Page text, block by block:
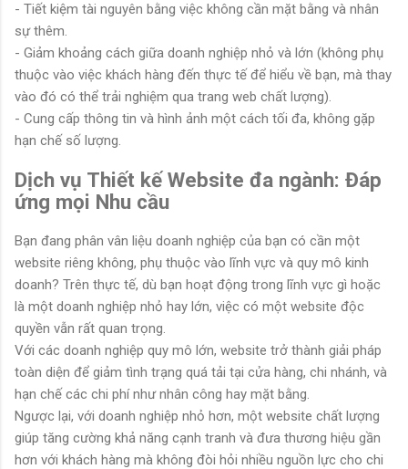
- Tiết kiệm tài nguyên bằng việc không cần mặt bằng và nhân
sự thêm.
- Giảm khoảng cách giữa doanh nghiệp nhỏ và lớn (không phụ
thuộc vào việc khách hàng đến thực tế để hiểu về bạn, mà thay
vào đó có thể trải nghiệm qua trang web chất lượng).
- Cung cấp thông tin và hình ảnh một cách tối đa, không gặp
hạn chế số lượng.
Dịch vụ Thiết kế Website đa ngành: Đáp
ứng mọi Nhu cầu
Bạn đang phân vân liệu doanh nghiệp của bạn có cần một
website riêng không, phụ thuộc vào lĩnh vực và quy mô kinh
doanh? Trên thực tế, dù bạn hoạt động trong lĩnh vực gì hoặc
là một doanh nghiệp nhỏ hay lớn, việc có một website độc
quyền vẫn rất quan trọng.
Với các doanh nghiệp quy mô lớn, website trở thành giải pháp
toàn diện để giảm tình trạng quá tải tại cửa hàng, chi nhánh, và
hạn chế các chi phí như nhân công hay mặt bằng.
Ngược lại, với doanh nghiệp nhỏ hơn, một website chất lượng
giúp tăng cường khả năng cạnh tranh và đưa thương hiệu gần
hơn với khách hàng mà không đòi hỏi nhiều nguồn lực cho chi